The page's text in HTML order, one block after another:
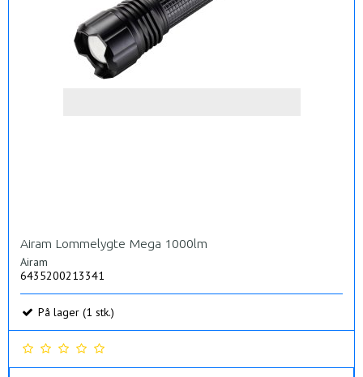
Airam Lommelygte Mega 1000lm
Airam
6435200213341
På lager (1 stk.)